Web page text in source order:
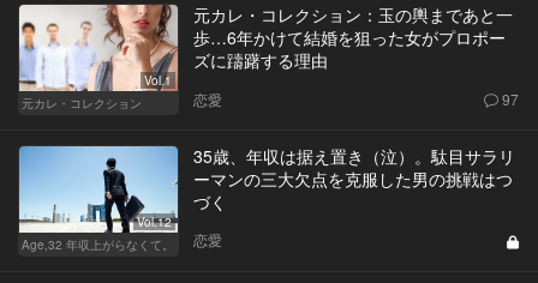
Vol.1
元カレ・コレクション
元カレ・コレクション：玉の輿まであと一
歩…6年かけて結婚を狙った女がプロポー
ズに躊躇する理由
恋愛 97
Vol.12
Age,32 年収上がらなくて。
35歳、年収は据え置き（泣）。駄目サラリ
ーマンの三大欠点を克服した男の挑戦はつ
づく
恋愛